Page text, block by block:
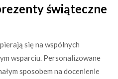
świąteczne
się na wspólnych
wsparciu. Personalizowane
sposobem na docenienie